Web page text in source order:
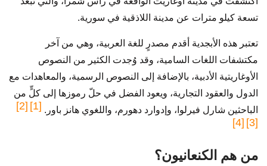
تسعة كيلو مترات عن مدينة اللاذقية في سورية.
تعتبر هذه الأبجدية أقدم مصدرٍ للغة العربية، وهي من آخر
مكتشفات اللغات السامية، وقد وُجدت الكثير من النصوص
الأوغاريتية الأدبية، بالإضافة إلى النصوص الرسمية، والمعاهدات مع
الدول والعقود التجارية، ويعود الفضل في حلّ رموزها إلى كلٍّ من
الباحثين شارل فيرلوا، وإدوارد دهورم، واللغوي هانز باور. [1]
[2]
[3]
[4]
من هم الكنعانيون؟